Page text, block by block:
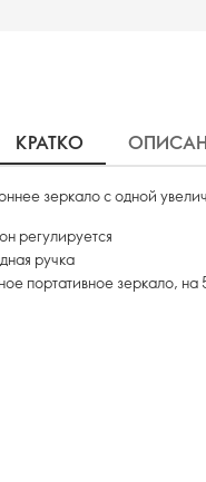
КРАТКО
зеркало с одной
регулируется
ручка
портативное зеркало, на